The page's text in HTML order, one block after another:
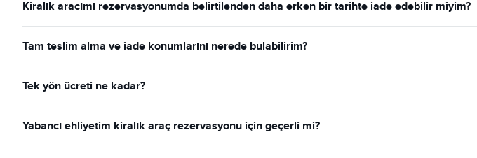
Kiralık aracımı rezervasyonumda belirtilenden daha erken bir tarihte iade edebilir miyim?
Tam teslim alma ve iade konumlarını nerede bulabilirim?
Tek yön ücreti ne kadar?
Yabancı ehliyetim kiralık araç rezervasyonu için geçerli mi?